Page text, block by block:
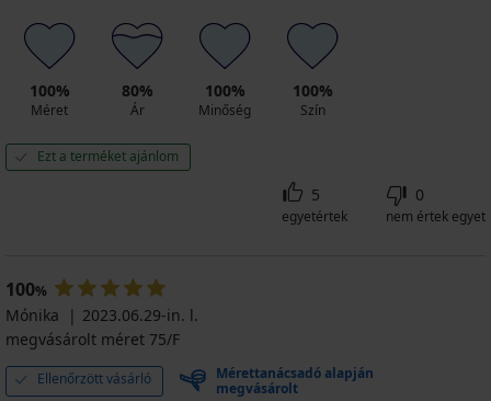
100%
Méret
80%
Ár
100%
Minőség
100%
Szín
Ezt a terméket ajánlom
5
egyetértek
0
nem értek egyet
100%
Mónika
2023.06.29-in. l.
megvásárolt méret 75/F
Ellenőrzött vásárló
Mérettanácsadó alapján
megvásárolt